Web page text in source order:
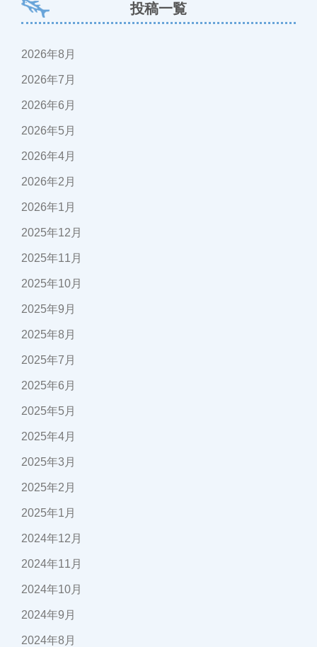
投稿一覧
2026年8月
2026年7月
2026年6月
2026年5月
2026年4月
2026年2月
2026年1月
2025年12月
2025年11月
2025年10月
2025年9月
2025年8月
2025年7月
2025年6月
2025年5月
2025年4月
2025年3月
2025年2月
2025年1月
2024年12月
2024年11月
2024年10月
2024年9月
2024年8月